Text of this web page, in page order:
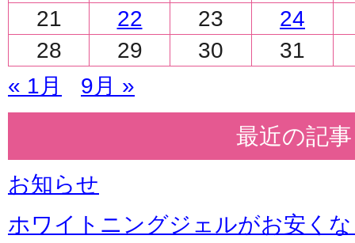
21
22 23
24
28
29 30 31
« 1月 9月 »
最近の記事
お知らせ
ホワイトニングジェルがお安く